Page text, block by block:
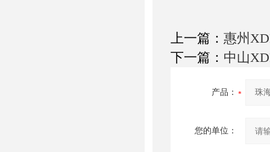
上一篇： 惠州
下一篇： 中山
产品：
您的单位：